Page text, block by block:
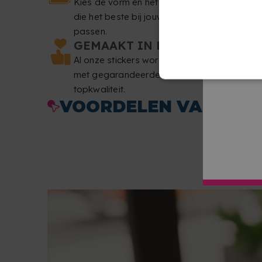
die het beste bij jouw wensen
passen.
GEMAAKT IN EUROPA
Al onze stickers worden gedrukt
met gegarandeerde
topkwaliteit.
VOORDELEN VAN